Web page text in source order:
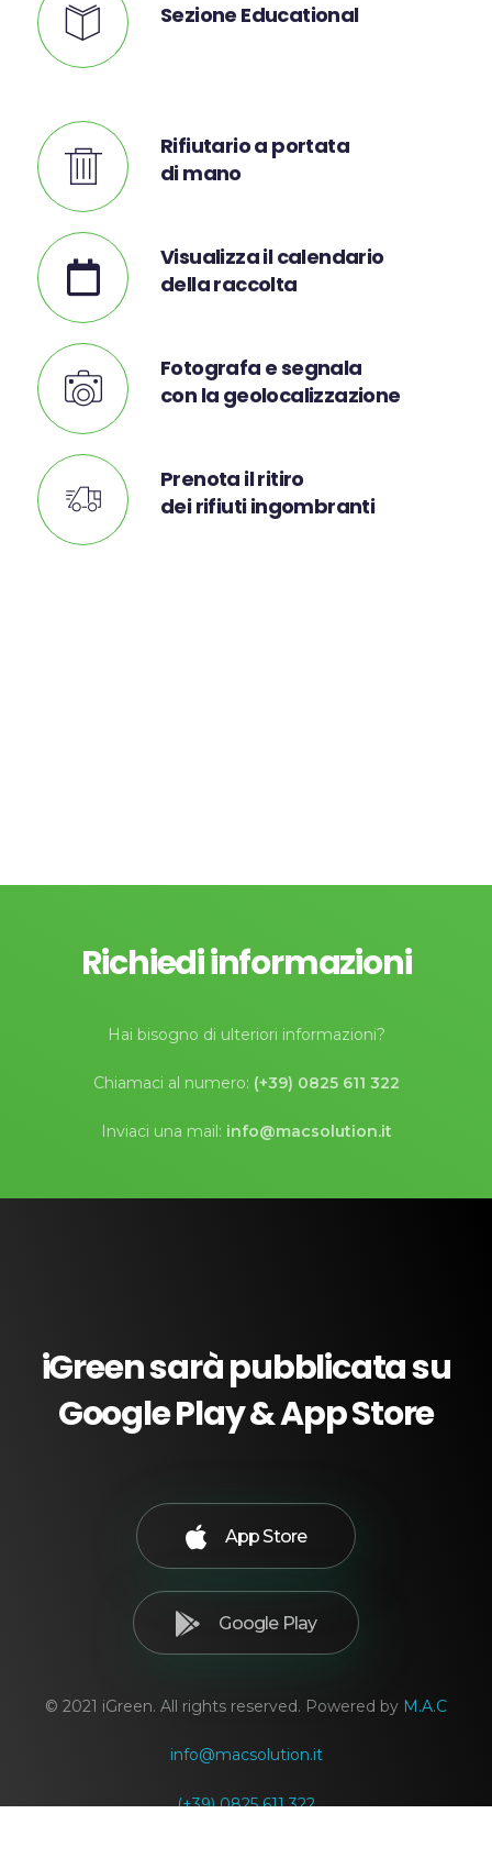
Sezione Educational
Rifiutario a portata
di mano
Visualizza il calendario
della raccolta
Fotografa e segnala
con la geolocalizzazione
Prenota il ritiro
dei rifiuti ingombranti
Richiedi informazioni
Hai bisogno di ulteriori informazioni?
Chiamaci al numero: (+39) 0825 611 322
Inviaci una mail: info@macsolution.it
iGreen sarà pubblicata su
Google Play & App Store
App Store
Google Play
© 2021 iGreen. All rights reserved. Powered by M.A.C
info@macsolution.it
(+39) 0825 611 322